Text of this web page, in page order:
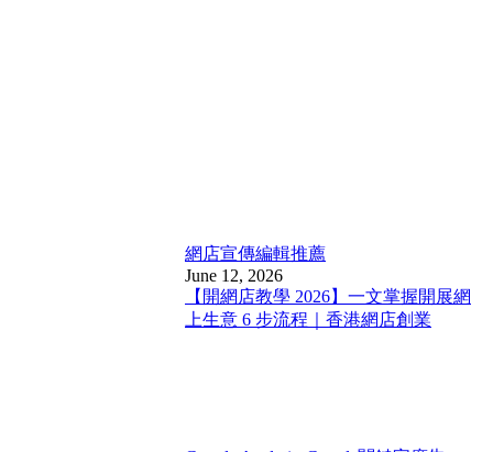
網店宣傳編輯推薦
June 12, 2026
【開網店教學 2026】一文掌握開展網
上生意 6 步流程｜香港網店創業